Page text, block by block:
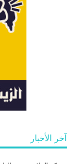
آخر الأخبار